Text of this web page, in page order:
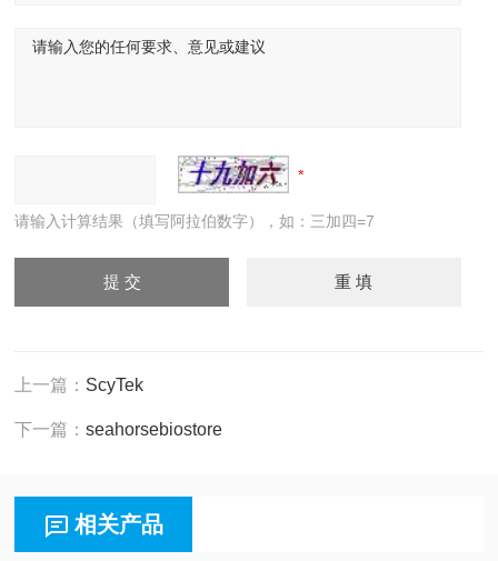
请输入计算结果（填写阿拉伯数字），如：三加四=7
上一篇： ScyTek
下一篇：seahorsebiostore
相关产品